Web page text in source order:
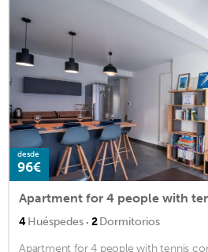
desde
96€
Apartment for 4 people with
4Huéspedes · 2Dormitorios
Apartment for 4 people with tennis